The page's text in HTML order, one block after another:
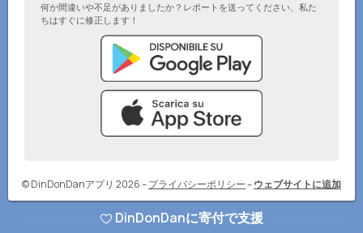
何か間違いや不足がありましたか？レポートを送ってください、私た
ちはすぐに修正します！
© DinDonDanアプリ 2026–プライバシーポリシー–ウェブサイトに追加
DinDonDanに寄付で支援